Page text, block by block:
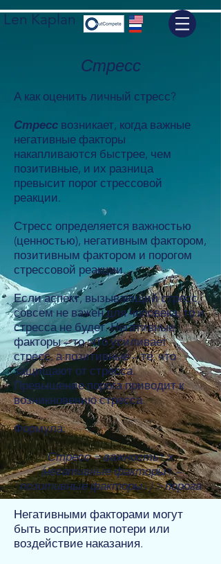
Len Kaplan
Стресс
А как оценить личный стресс?
Стресс возникает, когда важные
негативные факторы
накапливаются быстрее, чем
позитивные, и их разница
превысит порог стрессовой
реакции.
Стресс определяется важностью
(ценностью), негативным фактором,
позитивным фактором и порогом
стрессовой реакции.
Если аспект, вызывающий стресс,
совсем не важен для человека, то и
стресса не будет. Негативные
факторы – то, что усиливает
стресс, а позитивные – те, что
защищают от стресса.
Превышение порога приводит к
возникновению стресса.
Формула:
Стресс = важность↑ х
(негативные факторы↑ –
позитивные факторы↓) > порога
Негативными факторами могут
быть восприятие потери или
воздействие наказания.